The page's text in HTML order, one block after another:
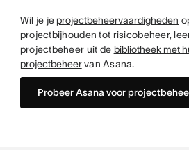
Wil je je projectbeheervaardigheden
projectbijhouden tot risicobeheer,
projectbeheer uit de bibliotheek met
projectbeheervan Asana.
Probeer Asana voor